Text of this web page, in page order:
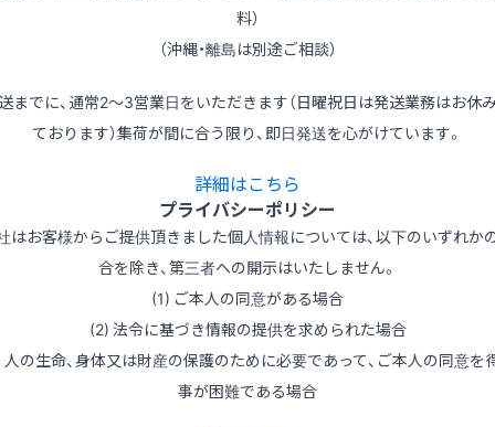
料）
（沖縄・離島は別途ご相談）
までに、通常2～3営業日をいただきます（日曜祝日は発送業務はお休
ております）集荷が間に合う限り、即日発送を心がけています。
詳細はこちら
プライバシーポリシー
はお客様からご提供頂きました個人情報については、以下のいずれか
合を除き、第三者への開示はいたしません。
(1) ご本人の同意がある場合
(2) 法令に基づき情報の提供を求められた場合
の生命、身体又は財産の保護のために必要であって、ご本人の同意を
事が困難である場合